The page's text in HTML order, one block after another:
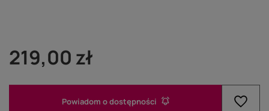
219,00 zł
Powiadom o dostępności